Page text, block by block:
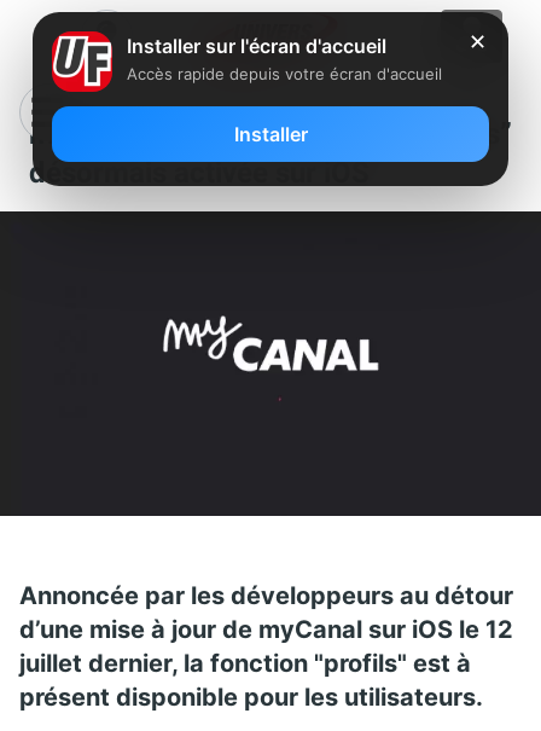
myCanal : la fonction “Profils”
désormais activée sur iOS
Annoncée par les développeurs au détour
d’une mise à jour de myCanal sur iOS le 12
juillet dernier, la fonction "profils" est à
présent disponible pour les utilisateurs.
✕
Installer sur l'écran d'accueil
Accès rapide depuis votre écran d'accueil
Installer